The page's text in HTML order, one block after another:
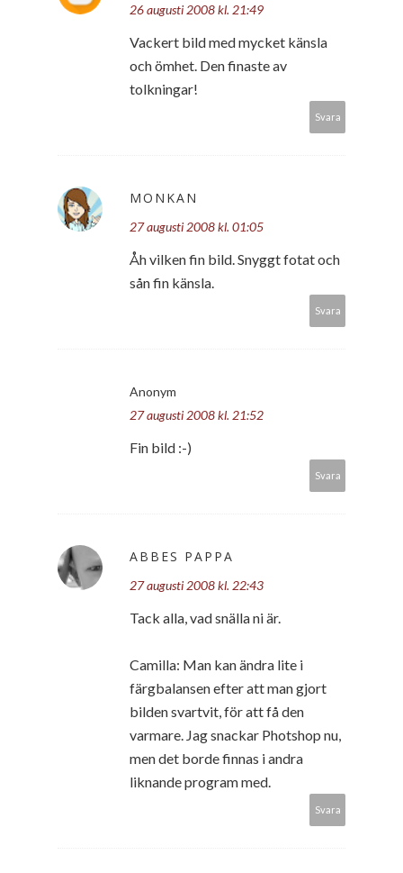
26 augusti 2008 kl. 21:49
Vackert bild med mycket känsla
och ömhet. Den finaste av
tolkningar!
Svara
MONKAN
27 augusti 2008 kl. 01:05
Åh vilken fin bild. Snyggt fotat och
sån fin känsla.
Svara
Anonym
27 augusti 2008 kl. 21:52
Fin bild :-)
Svara
ABBES PAPPA
27 augusti 2008 kl. 22:43
Tack alla, vad snälla ni är.
Camilla: Man kan ändra lite i
färgbalansen efter att man gjort
bilden svartvit, för att få den
varmare. Jag snackar Photshop nu,
men det borde finnas i andra
liknande program med.
Svara